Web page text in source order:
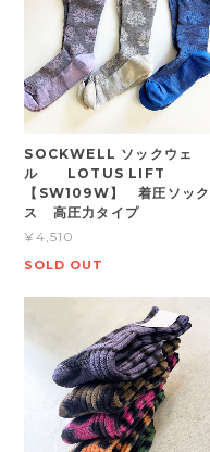
SOCKWELL ソックウェ
ル LOTUS LIFT
【SW109W】 着圧ソック
ス 高圧力タイプ
¥4,510
SOLD OUT